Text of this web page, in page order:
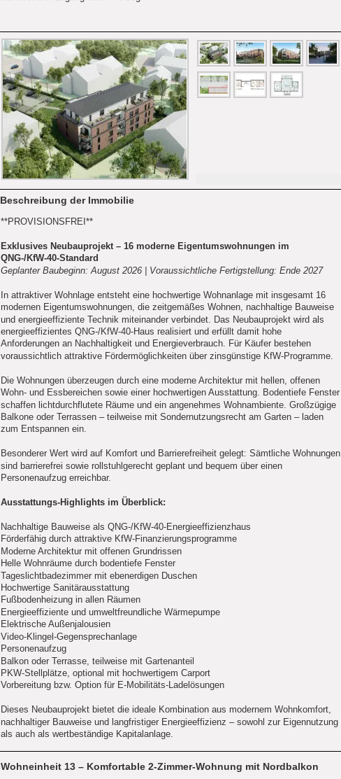
Beschreibung der Immobilie
**PROVISIONSFREI**
Exklusives Neubauprojekt – 16 moderne Eigentumswohnungen im
QNG-/KfW-40-Standard
Geplanter Baubeginn: August 2026 | Voraussichtliche Fertigstellung: Ende 2027
In attraktiver Wohnlage entsteht eine hochwertige Wohnanlage mit insgesamt 16
modernen Eigentumswohnungen, die zeitgemäßes Wohnen, nachhaltige Bauweise
und energieeffiziente Technik miteinander verbindet. Das Neubauprojekt wird als
energieeffizientes QNG-/KfW-40-Haus realisiert und erfüllt damit hohe
Anforderungen an Nachhaltigkeit und Energieverbrauch. Für Käufer bestehen
voraussichtlich attraktive Fördermöglichkeiten über zinsgünstige KfW-Programme.
Die Wohnungen überzeugen durch eine moderne Architektur mit hellen, offenen
Wohn- und Essbereichen sowie einer hochwertigen Ausstattung. Bodentiefe Fenster
schaffen lichtdurchflutete Räume und ein angenehmes Wohnambiente. Großzügige
Balkone oder Terrassen – teilweise mit Sondernutzungsrecht am Garten – laden
zum Entspannen ein.
Besonderer Wert wird auf Komfort und Barrierefreiheit gelegt: Sämtliche Wohnungen
sind barrierefrei sowie rollstuhlgerecht geplant und bequem über einen
Personenaufzug erreichbar.
Ausstattungs-Highlights im Überblick:
Nachhaltige Bauweise als QNG-/KfW-40-Energieeffizienzhaus
Förderfähig durch attraktive KfW-Finanzierungsprogramme
Moderne Architektur mit offenen Grundrissen
Helle Wohnräume durch bodentiefe Fenster
Tageslichtbadezimmer mit ebenerdigen Duschen
Hochwertige Sanitärausstattung
Fußbodenheizung in allen Räumen
Energieeffiziente und umweltfreundliche Wärmepumpe
Elektrische Außenjalousien
Video-Klingel-Gegensprechanlage
Personenaufzug
Balkon oder Terrasse, teilweise mit Gartenanteil
PKW-Stellplätze, optional mit hochwertigem Carport
Vorbereitung bzw. Option für E-Mobilitäts-Ladelösungen
Dieses Neubauprojekt bietet die ideale Kombination aus modernem Wohnkomfort,
nachhaltiger Bauweise und langfristiger Energieeffizienz – sowohl zur Eigennutzung
als auch als wertbeständige Kapitalanlage.
Wohneinheit 13 – Komfortable 2-Zimmer-Wohnung mit Nordbalkon